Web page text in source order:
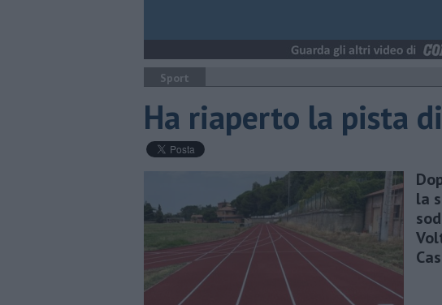
Sport
Ha riaperto la pista
la